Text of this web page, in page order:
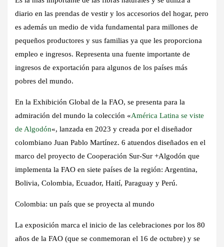
diario en las prendas de vestir y los accesorios del hogar, pero
es además un medio de vida fundamental para millones de
pequeños productores y sus familias ya que les proporciona
empleo e ingresos. Representa una fuente importante de
ingresos de exportación para algunos de los países más
pobres del mundo.
En la Exhibición Global de la FAO, se presenta para la
admiración del mundo la colección «América Latina se viste
de Algodón«, lanzada en 2023 y creada por el diseñador
colombiano Juan Pablo Martínez. 6 atuendos diseñados en el
marco del proyecto de Cooperación Sur-Sur +Algodón que
implementa la FAO en siete países de la región: Argentina,
Bolivia, Colombia, Ecuador, Haití, Paraguay y Perú.
Colombia: un país que se proyecta al mundo
La exposición marca el inicio de las celebraciones por los 80
años de la FAO (que se conmemoran el 16 de octubre) y se